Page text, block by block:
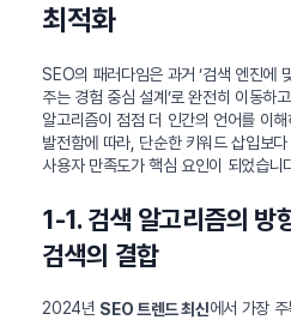
최적화
SEO의 패러다임은 과거 ‘검색 엔진에
주는 경험 중심 설계’로 완전히 이동하
알고리즘이 점점 더 인간의 언어를 이
발전함에 따라, 단순한 키워드 삽입보
사용자 만족도가 핵심 요인이 되었습니
1-1. 검색 알고리즘의 방
검색의 결합
2024년 SEO 트렌드 최신에서 가장